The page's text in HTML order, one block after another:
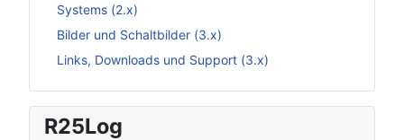
Systems (2.x)
Bilder und Schaltbilder (3.x)
Links, Downloads und Support (3.x)
R25Log